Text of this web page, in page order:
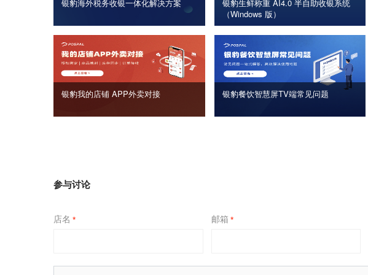
银豹海外税务收银一体化解决方案
银豹生鲜称重 AI4.0 半自助收银系统
（Windows 版）
银豹我的店铺 APP外卖对接 银豹餐饮智慧屏TV端常见问题
参与讨论
店名 * 邮箱 *